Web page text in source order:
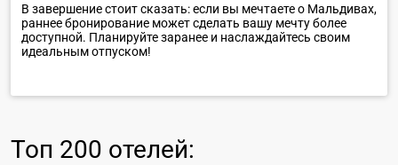
В завершение стоит сказать: если вы мечтаете о Мальдивах,
раннее бронирование может сделать вашу мечту более
доступной. Планируйте заранее и наслаждайтесь своим
идеальным отпуском!
Топ 200 отелей: